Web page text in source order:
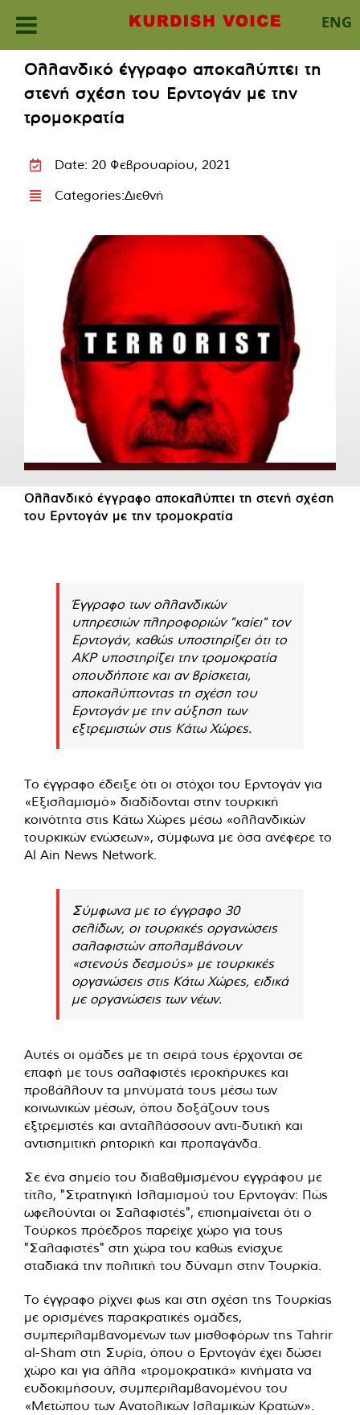
ENG
content
Ολλανδικό έγγραφο αποκαλύπτει τη
στενή σχέση του Ερντογάν με την
τρομοκρατία
Date: 20 Φεβρουαρίου, 2021
Categories:Διεθνή
Ολλανδικό έγγραφο αποκαλύπτει τη στενή σχέση
του Ερντογάν με την τρομοκρατία
Έγγραφο των ολλανδικών
υπηρεσιών πληροφοριών "καίει" τον
Ερντογάν, καθώς υποστηρίζει ότι το
AKP υποστηρίζει την τρομοκρατία
οπουδήποτε και αν βρίσκεται,
αποκαλύπτοντας τη σχέση του
Ερντογάν με την αύξηση των
εξτρεμιστών στις Κάτω Χώρες.
Το έγγραφο έδειξε ότι οι στόχοι του Ερντογάν για
«Εξισλαμισμό» διαδίδονται στην τουρκική
κοινότητα στις Κάτω Χώρες μέσω «ολλανδικών
τουρκικών ενώσεων», σύμφωνα με όσα ανέφερε το
Al Ain News Network.
Σύμφωνα με το έγγραφο 30
σελίδων, οι τουρκικές οργανώσεις
σαλαφιστών απολαμβάνουν
«στενούς δεσμούς» με τουρκικές
οργανώσεις στις Κάτω Χώρες, ειδικά
με οργανώσεις των νέων.
Αυτές οι ομάδες με τη σειρά τους έρχονται σε
επαφή με τους σαλαφιστές ιεροκήρυκες και
προβάλλουν τα μηνύματά τους μέσω των
κοινωνικών μέσων, όπου δοξάζουν τους
εξτρεμιστές και ανταλλάσσουν αντι-δυτική και
αντισημιτική ρητορική και προπαγάνδα.
Σε ένα σημείο του διαβαθμισμένου εγγράφου με
τίτλο, "Στρατηγική Ισλαμισμού του Ερντογάν: Πώς
ωφελούνται οι Σαλαφιστές", επισημαίνεται ότι ο
Τούρκος πρόεδρος παρείχε χώρο για τους
"Σαλαφιστές" στη χώρα του καθώς ενίσχυε
σταδιακά την πολιτική του δύναμη στην Τουρκία.
Το έγγραφο ρίχνει φως και στη σχέση της Τουρκίας
με ορισμένες παρακρατικές ομάδες,
συμπεριλαμβανομένων των μισθοφόρων της Tahrir
al-Sham στη Συρία, όπου ο Ερντογάν έχει δώσει
χώρο και για άλλα «τρομοκρατικά» κινήματα να
ευδοκιμήσουν, συμπεριλαμβανομένου του
«Μετώπου των Ανατολικών Ισλαμικών Κρατών».